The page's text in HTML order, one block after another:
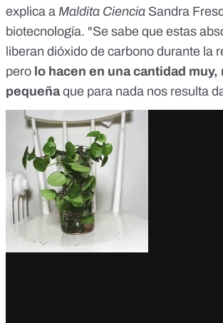
explica a Maldita Ciencia Sandra
biotecnología. "Se sabe que estas
liberan dióxido de carbono durante la
pero lo hacen en una cantidad muy,
pequeñaque para nada nos resulta